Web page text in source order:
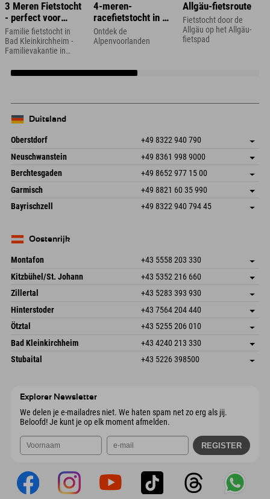
3 Meren Fietstocht
- perfect voor
gezinnen
Familie fietstocht in
Bad Kleinkirchheim -
Familievakantie in
4-meren-
racefietstocht in de
Zugspitze-regio
Ontdek de
Alpenvoorlanden
Allgäu-fietsroute
Fietstocht door de
Allgäu op het Allgäu-
fietspad
Duitsland
Oberstdorf +49 8322 940 790
An der Breitach 3
87538 Fischen I. Allgäu
Duitsland
Adres opslaan
Aankomstinformatie
Booking
Neuschwanstein +49 8361 998 9000
An der Riese 45
87484 Nesselwang im Allgäu
Duitsland
Adres opslaan
Booking
Berchtesgaden +49 8652 977 15 00
Hofreitstr. 7
83471 Schönau am Königssee
Duitsland
Adres opslaan
Aankomstinformatie
Booking
Garmisch +49 8821 60 35 990
Frickenstraße 22
82490 Farchant
Adres opslaan
Bayrischzell +49 8322 940 794 45
Duitsland
Oostenrijk
Montafon +43 5558 203 330
Dorfstr. 127b
6793 Gaschurn/Montafon
Oostenrijk
Adres opslaan
Aankomstinformatie
Booking
Kitzbühel/St. Johann +43 5352 216 660
Speckbacherstraße 87
Oostenrijk
Adres opslaan
Booking
Zillertal +43 5283 393 930
Schmiedau 2
6272 Kaltenbach im Zillertal
Oostenrijk
Adres opslaan
Aankomstinformatie
Booking
Hinterstoder +43 7564 204 440
Freizeitpark 10
Oostenrijk
Adres opslaan
Booking
Ötztal +43 5255 206 010
Gscheat 14
6441 Umhausen
Oostenrijk
Adres opslaan
Aankomstinformatie
Booking
Bad Kleinkirchheim +43 4240 213 330
Dorfstraße 24
Adres opslaan
Stubaital +43 5226 398500
Explorer Newsletter
We delen je e-mailadres niet. We haten spam net zo erg als jij.
Beloofd! Je kunt je op elk moment afmelden.